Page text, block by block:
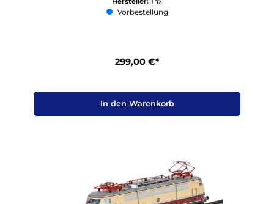
Vorbestellung
299,00 €*
In den Warenkorb